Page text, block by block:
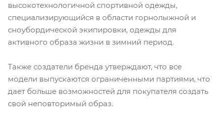
высокотехнологичной спортивной одежды,
специализирующийся в области горнолыжной и
сноубордической экипировки, одежды для
активного образа жизни в зимний период.
Также создатели бренда утверждают, что все
модели выпускаются ограниченными партиями, что
дает больше возможностей для покупателя создать
свой неповторимый образ.